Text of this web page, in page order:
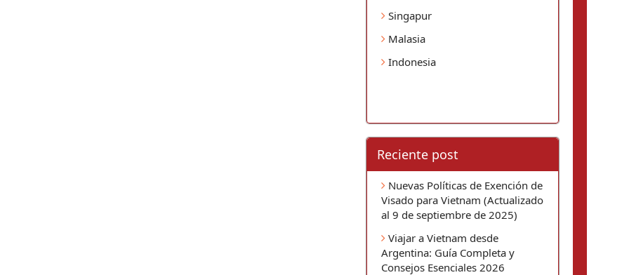
Singapur
Malasia
Indonesia
Reciente post
Nuevas Políticas de Exención de
Visado para Vietnam (Actualizado
al 9 de septiembre de 2025)
Viajar a Vietnam desde
Argentina: Guía Completa y
Consejos Esenciales 2026